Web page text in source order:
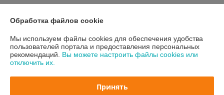
О нас
Доставка и оплата
График работы
Обработка файлов cookie
Мы используем файлы cookies для обеспечения удобства
пользователей портала и предоставления персональных
рекомендаций. Вы можете настроить файлы cookies или
отключить их.
Принять